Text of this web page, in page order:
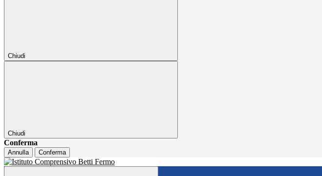
Chiudi
Chiudi
Conferma
Annulla Conferma